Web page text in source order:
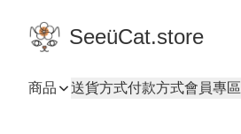
SeeüCat.store
商品 送貨方式付款方式會員專區